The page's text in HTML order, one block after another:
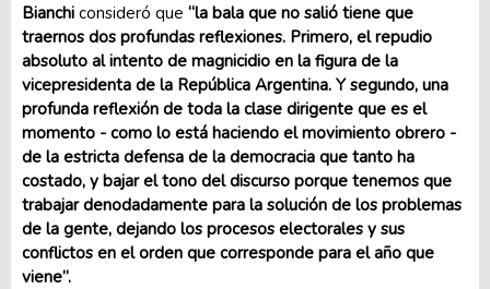
Bianchi consideró que “la bala que no salió tiene que
traernos dos profundas reflexiones. Primero, el repudio
absoluto al intento de magnicidio en la figura de la
vicepresidenta de la República Argentina. Y segundo, una
profunda reflexión de toda la clase dirigente que es el
momento - como lo está haciendo el movimiento obrero -
de la estricta defensa de la democracia que tanto ha
costado, y bajar el tono del discurso porque tenemos que
trabajar denodadamente para la solución de los problemas
de la gente, dejando los procesos electorales y sus
conflictos en el orden que corresponde para el año que
viene”.